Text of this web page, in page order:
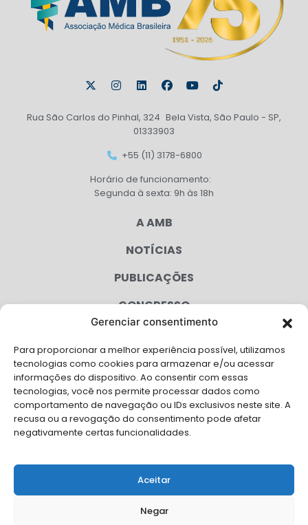
Gerenciar consentimento
Para proporcionar a melhor experiência possível, utilizamos
tecnologias como cookies para armazenar e/ou acessar
informações do dispositivo. Ao consentir com essas
tecnologias, você nos permite processar dados como
comportamento de navegação ou IDs exclusivos neste site. A
recusa ou a revogação do consentimento pode afetar
negativamente certas funcionalidades.
Aceitar
Negar
Rua São Carlos do Pinhal, 324 Bela Vista, São Paulo - SP,
01333903
+55 (11) 3178-6800
Horário de funcionamento:
Segunda à sexta: 9h às 18h
A AMB
NOTÍCIAS
PUBLICAÇÕES
CONGRESSO
CAMPANHAS
SERVIÇOS
FILIADAS
FALE CONOSCO
Solicite Apoio Institucional da AMB para o seu evento